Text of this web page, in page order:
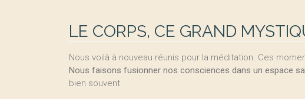
LE CORPS, CE GRAND
Nous voilà à nouveau réunis pour la méditation. Ces
Nous faisons fusionner nos consciences dans un espace
bien souvent.